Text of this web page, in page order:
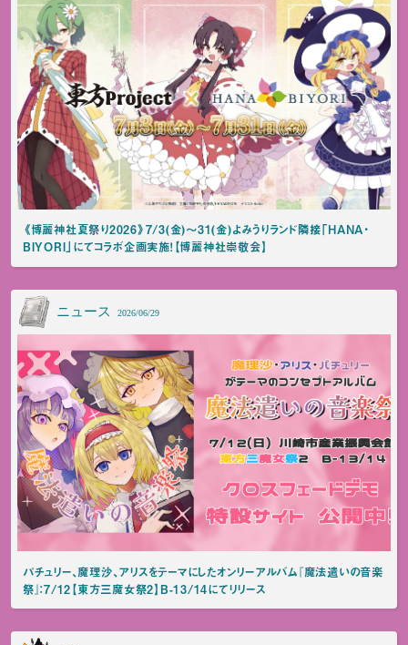
《博麗神社夏祭り2026》7/3(金)～31(金)よみうりランド隣接「HANA・
BIYORI」にてコラボ企画実施！【博麗神社崇敬会】
ニュース 2026/06/29
パチュリー、魔理沙、アリスをテーマにしたオンリーアルバム『魔法遣いの音楽
祭』：7/12【東方三魔女祭2】B-13/14にてリリース